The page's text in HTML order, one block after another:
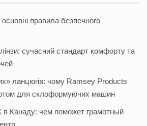
правила безпечного
сучасний стандарт комфорту та
ланцюгів: чому Ramsey Products
для склоформуючих машин
Канаду: чем поможет грамотный